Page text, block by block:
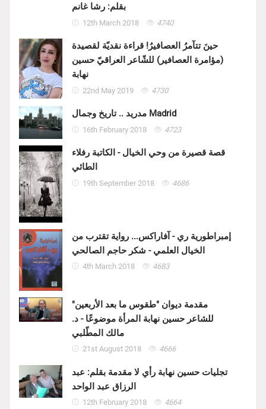
بقلم: رشا غانم
12th March 2018 4740
حينَ تتآمرُ العصافيرُ! قراءة نقديّة لقصيدة
(مؤامرة العصافير) للشّاعر العراقيّ حسين
نهابة
22nd May 2019 4730
مدريد .. تاريخ وجمال Madrid
16th February 2018 4723
قصة قصيرة من وحي الخيال - الكاتبة رفلاء
الطائي
19th September 2018 4686
إمبراطورية ري - آفاراكس... رواية تقترب من
الخيال العلمي - شكر حاجم الصالحي
4th March 2018 4683
مقدمة ديوان "طقوس ما بعد الأربعين"
للشاعر حسين نهابة المرأة موضوعًا - د.
مالك المطّلبي
21st August 2018 4666
تجليات حسين نهابة رأي لا مقدمة بقلم: عبد
الرزاق عبد الواحد
12th February 2018 4664